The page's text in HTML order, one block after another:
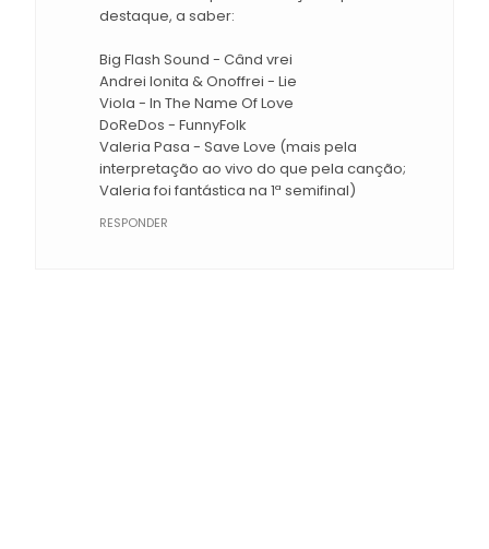
destaque, a saber:
Big Flash Sound - Când vrei
Andrei Ionita & Onoffrei - Lie
Viola - In The Name Of Love
DoReDos - FunnyFolk
Valeria Pasa - Save Love (mais pela
interpretação ao vivo do que pela canção;
Valeria foi fantástica na 1ª semifinal)
RESPONDER